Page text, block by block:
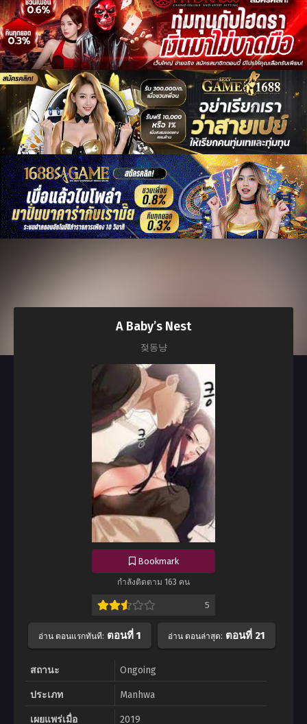
A Baby’s Nest
젖동냥
Bookmark
กำลังติดตาม 163 คน
5
อ่าน ตอนแรกทันที: ตอนที่ 1 อ่าน ตอนล่าสุด: ตอนที่ 21
สถานะ Ongoing
ประเภท Manhwa
เผยแพร่เมื่อ 2019